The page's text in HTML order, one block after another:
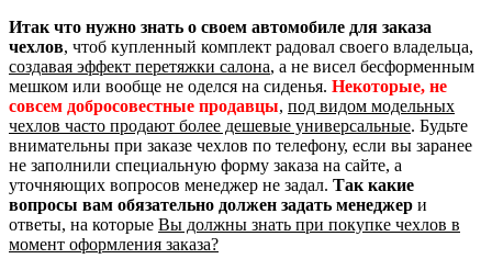
Итак что нужно знать о своем автомобиле для заказа
чехлов, чтоб купленный комплект радовал своего владельца,
создавая эффект перетяжки салона, а не висел бесформенным
мешком или вообще не оделся на сиденья. Некоторые, не
совсем добросовестные продавцы, под видом модельных
чехлов часто продают более дешевые универсальные. Будьте
внимательны при заказе чехлов по телефону, если вы заранее
не заполнили специальную форму заказа на сайте, а
уточняющих вопросов менеджер не задал. Так какие
вопросы вам обязательно должен задать менеджер и
ответы, на которые Вы должны знать при покупке чехлов в
момент оформления заказа?